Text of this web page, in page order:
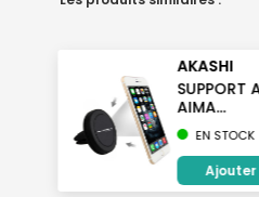
AKASHI
SUPPORT
AIMA...
EN STOCK